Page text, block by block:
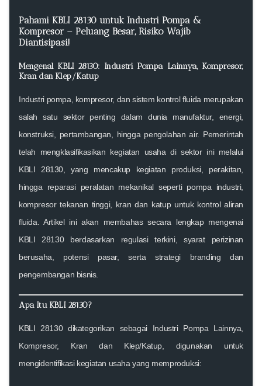
Pahami KBLI 28130 untuk Industri Pompa &
Kompresor – Peluang Besar, Risiko Wajib
Diantisipasi!
Mengenal KBLI 28130: Industri Pompa Lainnya, Kompresor,
Kran dan Klep/Katup
Industri pompa, kompresor, dan sistem kontrol fluida merupakan
salah satu sektor penting dalam dunia manufaktur, energi,
konstruksi, pertambangan, hingga pengolahan air. Pemerintah
telah mengklasifikasikan kegiatan usaha di sektor ini melalui
KBLI 28130 , yang mencakup kegiatan produksi, perakitan,
hingga reparasi peralatan mekanikal seperti pompa industri,
kompresor tekanan tinggi, kran dan katup untuk kontrol aliran
fluida. Artikel ini akan membahas secara lengkap mengenai
KBLI 28130 berdasarkan regulasi terkini, syarat perizinan
berusaha, potensi pasar, serta strategi branding dan
pengembangan bisnis.
Apa Itu KBLI 28130?
KBLI 28130 dikategorikan sebagai Industri Pompa Lainnya,
Kompresor, Kran dan Klep/Katup , digunakan untuk
mengidentifikasi kegiatan usaha yang memproduksi: